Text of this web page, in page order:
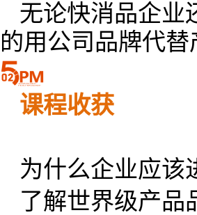
无论快消品企业
的用公司品牌代
课程收获
为什么企业应该
了解世界级产品